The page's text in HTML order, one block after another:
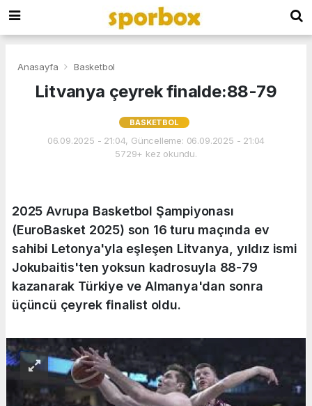
Anasayfa Basketbol
Litvanya çeyrek finalde:88-79
BASKETBOL
06.09.2025 - 21:04, Güncelleme: 06.09.2025 - 21:04
5729+ kez okundu.
2025 Avrupa Basketbol Şampiyonası
(EuroBasket 2025) son 16 turu maçında ev
sahibi Letonya'yla eşleşen Litvanya, yıldız ismi
Jokubaitis'ten yoksun kadrosuyla 88-79
kazanarak Türkiye ve Almanya'dan sonra
üçüncü çeyrek finalist oldu.